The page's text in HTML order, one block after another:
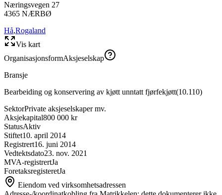
Næringsvegen 27
4365 NÆRBØ
Hå,Rogaland
Vis kart
OrganisasjonsformAksjeselskap
Bransje
Bearbeiding og konservering av kjøtt unntatt fjørfekjøtt(10.110)
SektorPrivate aksjeselskaper mv.
Aksjekapital800 000 kr
StatusAktiv
Stiftet10. april 2014
Registrert16. juni 2014
Vedtektsdato23. nov. 2021
MVA-registrertJa
ForetaksregisteretJa
Eiendom ved virksomhetsadressen